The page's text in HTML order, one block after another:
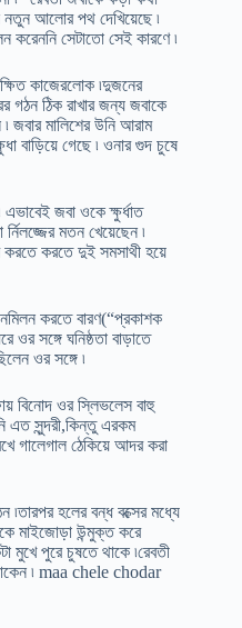
নতুন আলোর পথ দেখিয়েছে ৷
করেননি সেটাতো সেই কারণে ৷
কাজেরলোক ৷দুজনের
গঠন ঠিক রাখার জন্য জবাকে
জবার মালিশের উনি আরাম
বাড়িয়ে গেছে ৷ ওনার গুদ চুষে
জবা ওকে ক্ষুর্ধাত
মতন খেয়েছেন ৷
করতে করতে দুই সমসাথী হয়ে
করতে বারণ(“প্রকাশক
সঙ্গে ঘনিষ্ঠতা বাড়াতে
ওর সঙ্গে ৷
বিনোদ ওর স্লিভলেস বাহু
এত সুন্দরী,কিন্তু এরকম
গালেগাল ঠেকিয়ে আদর করা
৷তারপর হলের বন্ধ বক্সের মধ্যে
মাইজোড়া উন্মুক্ত করে
মুখে পুরে চুষতে থাকে ৷রেবতী
থাকেন ৷ maa chele chodar